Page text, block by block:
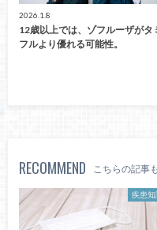
2026.1.8
12歳以上では、ゾフルーザがタ
フルより優れる可能性。
RECOMMEND こちらの記事
疾患知